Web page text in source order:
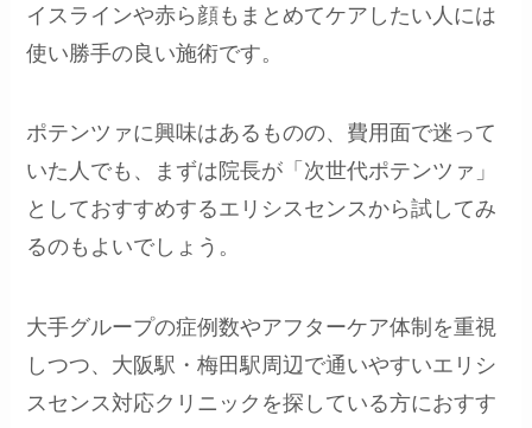
イスラインや赤ら顔もまとめてケアしたい人には
使い勝手の良い施術です。
ポテンツァに興味はあるものの、費用面で迷って
いた人でも、まずは院長が「次世代ポテンツァ」
としておすすめするエリシスセンスから試してみ
るのもよいでしょう。
大手グループの症例数やアフターケア体制を重視
しつつ、大阪駅・梅田駅周辺で通いやすいエリシ
スセンス対応クリニックを探している方におすす